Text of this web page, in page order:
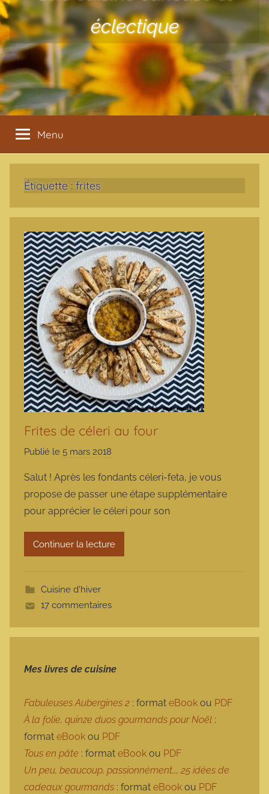
éclectique
Menu
Étiquette : frites
Frites de céleri au four
Publié le 5 mars 2018
r
m
a
r
m
Salut ! Après les fondants céleri-feta, je vous
propose de passer une étape supplémentaire
pour apprécier le céleri pour son
Continuer la lecture
Cuisine d'hiver
17 commentaires
Mes livres de cuisine
Fabuleuses Aubergines 2 : format eBook ou PDF
À la folie, quinze duos gourmands pour Noël :
format eBook ou PDF
Tous en pâte : format eBook ou PDF
Un peu, beaucoup, passionnément…, 25 idées de
cadeaux gourmands : format eBook ou PDF